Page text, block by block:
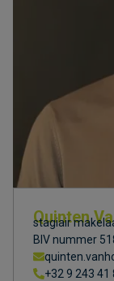
Quinten
stagiair
BIV nummer
+32 9 243 41